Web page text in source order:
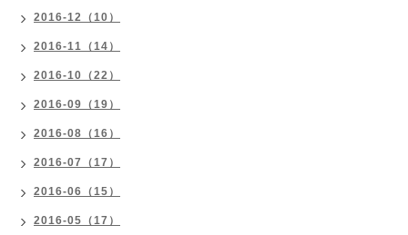
2016-12（10）
2016-11（14）
2016-10（22）
2016-09（19）
2016-08（16）
2016-07（17）
2016-06（15）
2016-05（17）